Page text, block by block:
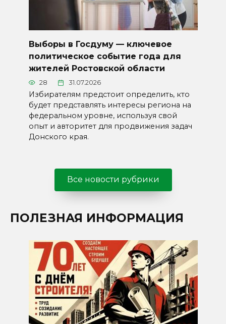
Выборы в Госдуму — ключевое
политическое событие года для
жителей Ростовской области
28 31.07.2026
Избирателям предстоит определить, кто
будет представлять интересы региона на
федеральном уровне, используя свой
опыт и авторитет для продвижения задач
Донского края.
Все новости рубрики
ПОЛЕЗНАЯ ИНФОРМАЦИЯ